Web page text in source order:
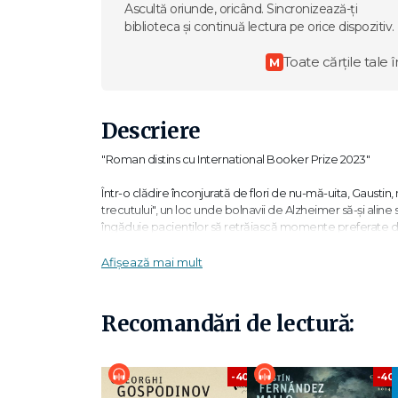
Ascultă oriunde, oricând. Sincronizează-ți
biblioteca și continuă lectura pe orice dispozitiv.
M Toate cărțile tale
Descriere
"Roman distins cu International Booker Prize 2023"
Într-o clădire înconjurată de flori de nu-mă-uita,
trecutului", un loc unde bolnavii de Alzheimer să-și
îngăduie pacienților să retrăiască momente preferate
mobilă din anii 1960, nasturi din 1940 sau parfumuri
„Gheorghi Gospodinov este un scriitor unic... Nimeni
„O terapie fără precedent care testează puterea de
Afișează mai mult
Recomandări de lectură:
-40% -